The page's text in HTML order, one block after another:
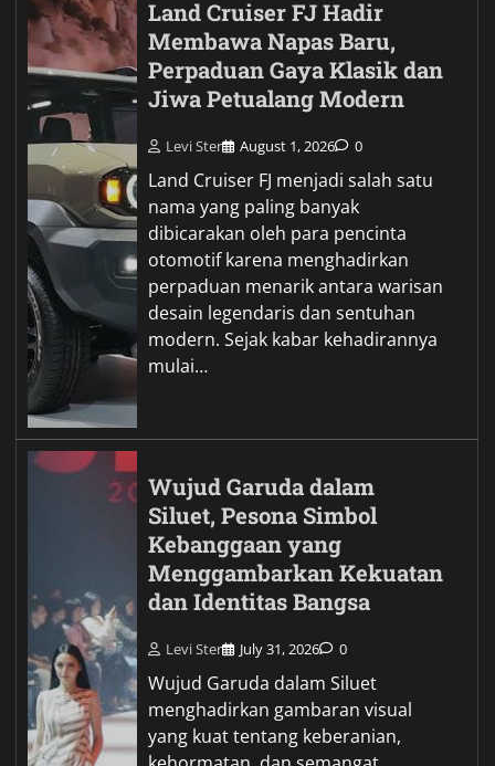
Land Cruiser FJ Hadir
Membawa Napas Baru,
Perpaduan Gaya Klasik dan
Jiwa Petualang Modern
Levi Ster August 1, 2026 0
Land Cruiser FJ menjadi salah satu
nama yang paling banyak
dibicarakan oleh para pencinta
otomotif karena menghadirkan
perpaduan menarik antara warisan
desain legendaris dan sentuhan
modern. Sejak kabar kehadirannya
mulai…
Wujud Garuda dalam
Siluet, Pesona Simbol
Kebanggaan yang
Menggambarkan Kekuatan
dan Identitas Bangsa
Levi Ster July 31, 2026 0
Wujud Garuda dalam Siluet
menghadirkan gambaran visual
yang kuat tentang keberanian,